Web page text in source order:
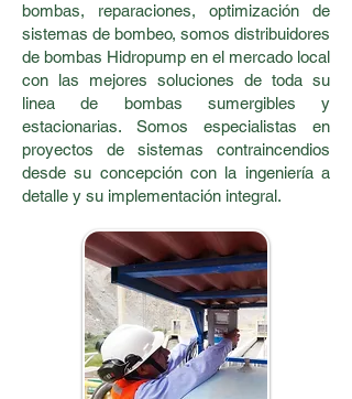
bombas, reparaciones, optimización de
sistemas de bombeo, somos distribuidores
de bombas Hidropump en el mercado local
con las mejores soluciones de toda su
linea de bombas sumergibles y
estacionarias. Somos especialistas en
proyectos de sistemas contraincendios
desde su concepción con la ingeniería a
detalle y su implementación integral.